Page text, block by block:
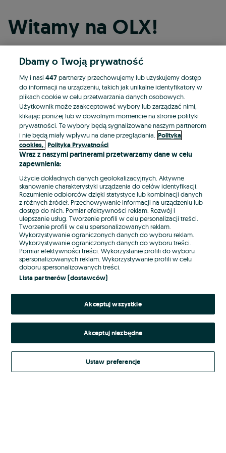
Witamy na OLX!
Kontynuuj przez Facebooka
Kontynuuj przez konto Apple
Kontynuuj przez konto Google
LUB
E-mail
Hasło
Nie pamiętasz hasła?
Zaloguj się
Kontynuując za pośrednictwem jednego z dostawców wskazanych powyżej,
Regulamin serwisuOLX.pl w jego aktualnym brzmieniu.
Dbamy o Twoją prywatność
My i nasi447partnerzy przechowujemy lub uzyskujemy dostęp
do informacji na urządzeniu, takich jak unikalne identyfikatory w
plikach cookie w celu przetwarzania danych osobowych.
Użytkownik może zaakceptować wybory lub zarządzać nimi,
klikając poniżej lub w dowolnym momencie na stronie polityki
prywatności. Te wybory będą sygnalizowane naszym partnerom
i nie będą miały wpływu na dane przeglądania. Polityka
cookies, Polityka Prywatności
Wraz z naszymi partnerami przetwarzamy dane w celu
zapewnienia:
Użycie dokładnych danych geolokalizacyjnych. Aktywne
skanowanie charakterystyki urządzenia do celów identyfikacji.
Rozumienie odbiorców dzięki statystyce lub kombinacji danych
z różnych źródeł. Przechowywanie informacji na urządzeniu lub
dostęp do nich. Pomiar efektywności reklam. Rozwój i
ulepszanie usług. Tworzenie profili w celu personalizacji treści.
Tworzenie profili w celu spersonalizowanych reklam.
Wykorzystywanie ograniczonych danych do wyboru reklam.
Wykorzystywanie ograniczonych danych do wyboru treści.
Pomiar efektywności treści. Wykorzystanie profili do wyboru
spersonalizowanych reklam. Wykorzystywanie profili w celu
doboru spersonalizowanych treści.
Lista partnerów (dostawców)
Akceptuj wszystkie
Akceptuj niezbędne
Ustaw preferencje